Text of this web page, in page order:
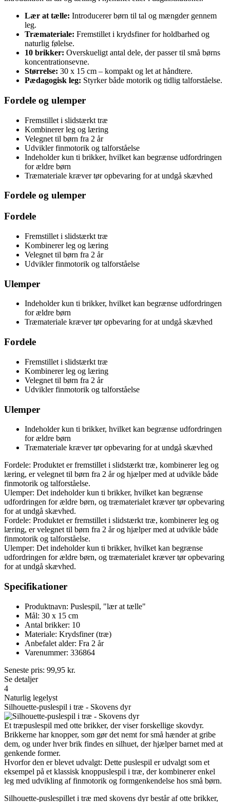
Lær at tælle: Introducerer børn til tal og mængder gennem
leg.
Træmateriale: Fremstillet i krydsfiner for holdbarhed og
naturlig følelse.
10 brikker: Overskueligt antal dele, der passer til små børns
koncentrationsevne.
Størrelse: 30 x 15 cm – kompakt og let at håndtere.
Pædagogisk leg: Styrker både motorik og tidlig talforståelse.
Fordele og ulemper
Fremstillet i slidstærkt træ
Kombinerer leg og læring
Velegnet til børn fra 2 år
Udvikler finmotorik og talforståelse
Indeholder kun ti brikker, hvilket kan begrænse udfordringen
for ældre børn
Træmateriale kræver tør opbevaring for at undgå skævhed
Fordele og ulemper
Fordele
Fremstillet i slidstærkt træ
Kombinerer leg og læring
Velegnet til børn fra 2 år
Udvikler finmotorik og talforståelse
Ulemper
Indeholder kun ti brikker, hvilket kan begrænse udfordringen
for ældre børn
Træmateriale kræver tør opbevaring for at undgå skævhed
Fordele
Fremstillet i slidstærkt træ
Kombinerer leg og læring
Velegnet til børn fra 2 år
Udvikler finmotorik og talforståelse
Ulemper
Indeholder kun ti brikker, hvilket kan begrænse udfordringen
for ældre børn
Træmateriale kræver tør opbevaring for at undgå skævhed
Fordele: Produktet er fremstillet i slidstærkt træ, kombinerer leg og
læring, er velegnet til børn fra 2 år og hjælper med at udvikle både
finmotorik og talforståelse.
Ulemper: Det indeholder kun ti brikker, hvilket kan begrænse
udfordringen for ældre børn, og træmaterialet kræver tør opbevaring
for at undgå skævhed.
Fordele: Produktet er fremstillet i slidstærkt træ, kombinerer leg og
læring, er velegnet til børn fra 2 år og hjælper med at udvikle både
finmotorik og talforståelse.
Ulemper: Det indeholder kun ti brikker, hvilket kan begrænse
udfordringen for ældre børn, og træmaterialet kræver tør opbevaring
for at undgå skævhed.
Specifikationer
Produktnavn: Puslespil, "lær at tælle"
Mål: 30 x 15 cm
Antal brikker: 10
Materiale: Krydsfiner (træ)
Anbefalet alder: Fra 2 år
Varenummer: 336864
Seneste pris: 99,95 kr.
Se detaljer
4
Naturlig legelyst
Silhouette-puslespil i træ - Skovens dyr
Et træpuslespil med otte brikker, der viser forskellige skovdyr.
Brikkerne har knopper, som gør det nemt for små hænder at gribe
dem, og under hver brik findes en silhuet, der hjælper barnet med at
genkende former.
Hvorfor den er blevet udvalgt: Dette puslespil er udvalgt som et
eksempel på et klassisk knoppuslespil i træ, der kombinerer enkel
leg med udvikling af finmotorik og formgenkendelse hos små børn.
Silhouette-puslespillet i træ med skovens dyr består af otte brikker,